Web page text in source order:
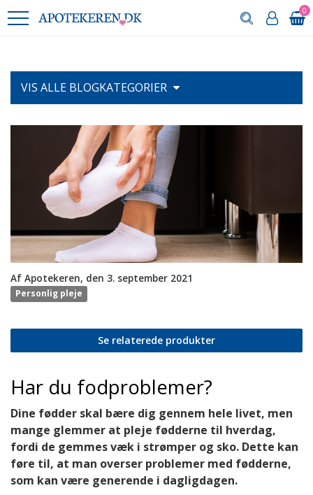
0
VIS ALLE BLOGKATEGORIER
Af Apotekeren, den 3. september 2021
Personlig pleje
Se relaterede produkter
Har du fodproblemer?
Dine fødder skal bære dig gennem hele livet, men
mange glemmer at pleje fødderne til hverdag,
fordi de gemmes væk i strømper og sko. Dette kan
føre til, at man overser problemer med fødderne,
som kan være generende i dagligdagen.